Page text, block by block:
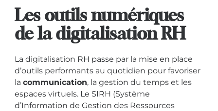
Les outils numériques
de la digitalisation RH
La digitalisation RH passe par la mise en place
d’outils performants au quotidien pour favoriser
la communication, la gestion du temps et les
espaces virtuels. Le SIRH (Système
d’Information de Gestion des Ressources